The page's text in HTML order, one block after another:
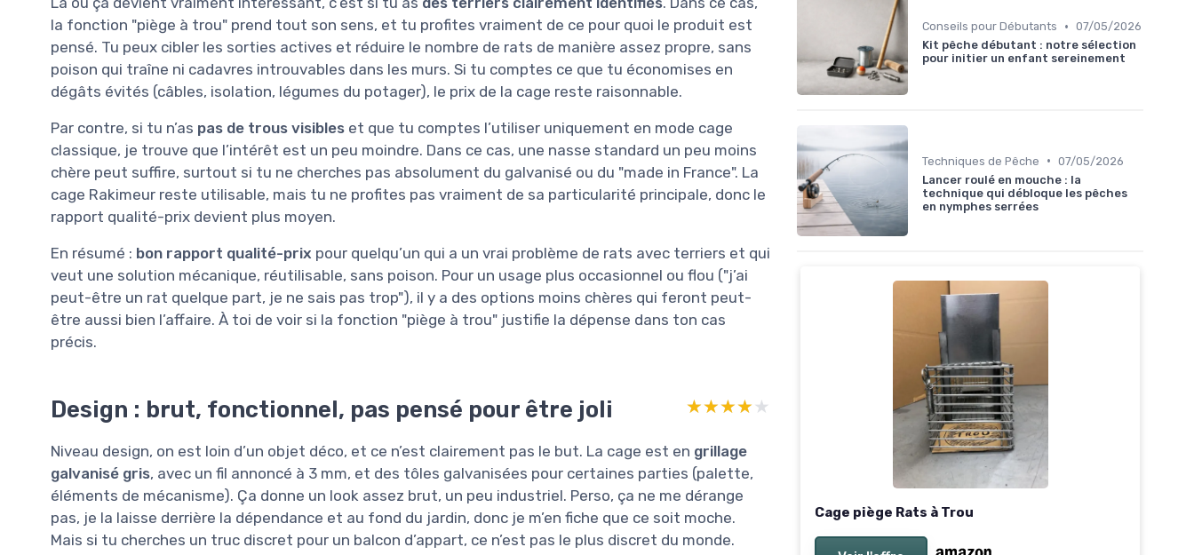
la fonction "piège à trou" prend tout son sens, et tu profites vraiment de ce pour quoi le produit est
pensé. Tu peux cibler les sorties actives et réduire le nombre de rats de manière assez propre, sans
poison qui traîne ni cadavres introuvables dans les murs. Si tu comptes ce que tu économises en
dégâts évités (câbles, isolation, légumes du potager), le prix de la cage reste raisonnable.
Par contre, si tu n’as pas de trous visibles et que tu comptes l’utiliser uniquement en mode cage
classique, je trouve que l’intérêt est un peu moindre. Dans ce cas, une nasse standard un peu moins
chère peut suffire, surtout si tu ne cherches pas absolument du galvanisé ou du "made in France". La
cage Rakimeur reste utilisable, mais tu ne profites pas vraiment de sa particularité principale, donc le
rapport qualité-prix devient plus moyen.
En résumé : bon rapport qualité-prix pour quelqu’un qui a un vrai problème de rats avec terriers et qui
veut une solution mécanique, réutilisable, sans poison. Pour un usage plus occasionnel ou flou ("j’ai
peut-être un rat quelque part, je ne sais pas trop"), il y a des options moins chères qui feront peut-
être aussi bien l’affaire. À toi de voir si la fonction "piège à trou" justifie la dépense dans ton cas
précis.
Design : brut, fonctionnel, pas pensé pour être joli ★★★★★
★★★★★
Niveau design, on est loin d’un objet déco, et ce n’est clairement pas le but. La cage est en grillage
galvanisé gris, avec un fil annoncé à 3 mm, et des tôles galvanisées pour certaines parties (palette,
éléments de mécanisme). Ça donne un look assez brut, un peu industriel. Perso, ça ne me dérange
pas, je la laisse derrière la dépendance et au fond du jardin, donc je m’en fiche que ce soit moche.
Mais si tu cherches un truc discret pour un balcon d’appart, ce n’est pas le plus discret du monde.
Conseils pour Débutants • 07/05/2026
Kit pêche débutant : notre sélection
pour initier un enfant sereinement
Techniques de Pêche • 07/05/2026
Lancer roulé en mouche : la
technique qui débloque les pêches
en nymphes serrées
Cage piège Rats à Trou